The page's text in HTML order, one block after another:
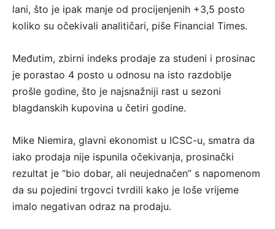
lani, što je ipak manje od procijenjenih +3,5 posto
koliko su očekivali analitičari, piše Financial Times.
Međutim, zbirni indeks prodaje za studeni i prosinac
je porastao 4 posto u odnosu na isto razdoblje
prošle godine, što je najsnažniji rast u sezoni
blagdanskih kupovina u četiri godine.
Mike Niemira, glavni ekonomist u ICSC-u, smatra da
iako prodaja nije ispunila očekivanja, prosinački
rezultat je “bio dobar, ali neujednačen” s napomenom
da su pojedini trgovci tvrdili kako je loše vrijeme
imalo negativan odraz na prodaju.